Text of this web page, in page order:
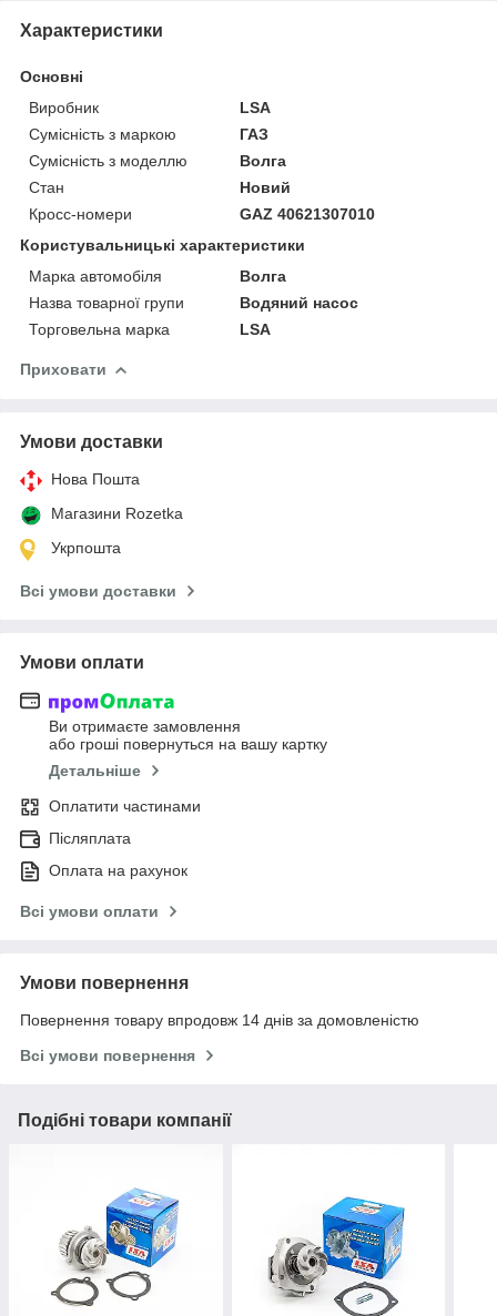
Характеристики
Основні
Виробник
LSA
Сумісність з маркою
ГАЗ
Сумісність з моделлю
Волга
Стан
Новий
Кросс-номери
GAZ 40621307010
Користувальницькі характеристики
Марка автомобіля
Волга
Назва товарної групи
Водяний насос
Торговельна марка
LSA
Приховати
Умови доставки
Нова Пошта
Магазини Rozetka
Укрпошта
Всі умови доставки
Умови оплати
Ви отримаєте замовлення
або гроші повернуться на вашу картку
Детальніше
Оплатити частинами
Післяплата
Оплата на рахунок
Всі умови оплати
Умови повернення
Повернення товару впродовж 14 днів за домовленістю
Всі умови повернення
Подібні товари компанії